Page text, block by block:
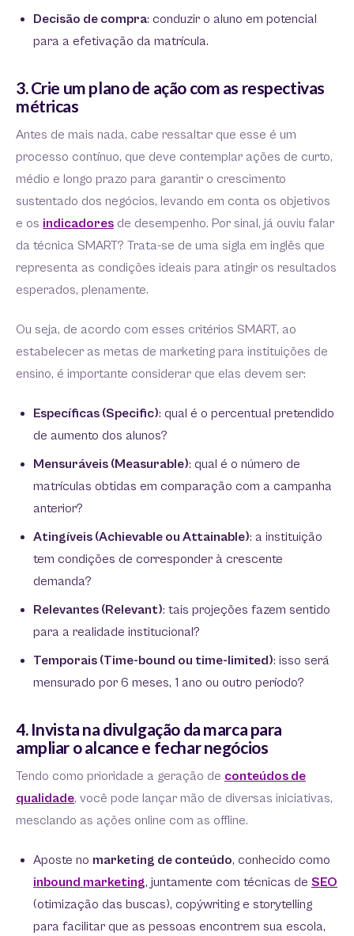
Decisão de compra: conduzir o aluno em potencial
para a efetivação da matrícula.
3. Crie um plano de ação com as respectivas
métricas
Antes de mais nada, cabe ressaltar que esse é um
processo contínuo, que deve contemplar ações de curto,
médio e longo prazo para garantir o crescimento
sustentado dos negócios, levando em conta os objetivos
e os indicadores de desempenho. Por sinal, já ouviu falar
da técnica SMART? Trata-se de uma sigla em inglês que
representa as condições ideais para atingir os resultados
esperados, plenamente.
Ou seja, de acordo com esses critérios SMART, ao
estabelecer as metas de marketing para instituições de
ensino, é importante considerar que elas devem ser:
Específicas (Specific): qual é o percentual pretendido
de aumento dos alunos?
Mensuráveis (Measurable): qual é o número de
matrículas obtidas em comparação com a campanha
anterior?
Atingíveis (Achievable ou Attainable): a instituição
tem condições de corresponder à crescente
demanda?
Relevantes (Relevant): tais projeções fazem sentido
para a realidade institucional?
Temporais (Time-bound ou time-limited): isso será
mensurado por 6 meses, 1 ano ou outro período?
4. Invista na divulgação da marca para
ampliar o alcance e fechar negócios
Tendo como prioridade a geração de conteúdos de
qualidade, você pode lançar mão de diversas iniciativas,
mesclando as ações online com as offline.
Aposte no marketing de conteúdo, conhecido como
inbound marketing, juntamente com técnicas de SEO
(otimização das buscas), copýwriting e storytelling
para facilitar que as pessoas encontrem sua escola,